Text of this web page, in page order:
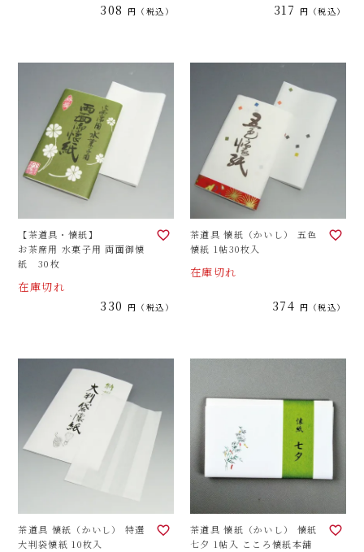
308 税込 317 税込
【茶道具・懐紙】
お茶席用 水菓子用 両面御懐
紙 30枚
在庫切れ
330 税込
茶道具 懐紙（かいし） 五色
懐紙 1帖30枚入
在庫切れ
374 税込
茶道具 懐紙（かいし） 特選
大判袋懐紙 10枚入
茶道具 懐紙（かいし） 懐紙
七夕 1帖入 こころ懐紙本舗